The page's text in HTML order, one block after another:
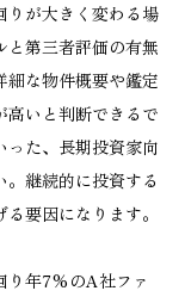
りが大きく変わる場
と第三者評価の有無
細な物件概要や鑑定
高いと判断できるで
った、長期投資家向
継続的に投資する
要因になります。
り年7%のA社ファ